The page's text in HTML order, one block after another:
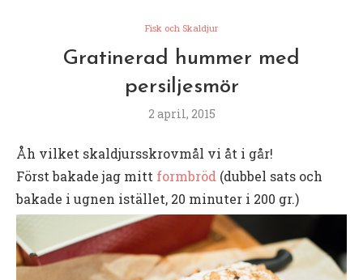
Fisk och Skaldjur
Gratinerad hummer med
persiljesmör
2 april, 2015
Åh vilket skaldjursskrovmål vi åt i går!
Först bakade jag mitt formbröd (dubbel sats och
bakade i ugnen istället, 20 minuter i 200 gr.)